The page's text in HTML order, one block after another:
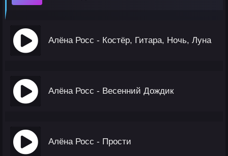
Алёна Росс - Костёр, Гитара, Ночь, Луна
Алёна Росс - Весенний Дождик
Алёна Росс - Прости